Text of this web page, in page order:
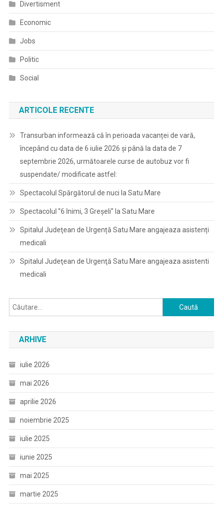
Divertisment
Economic
Jobs
Politic
Social
ARTICOLE RECENTE
Transurban informează că în perioada vacanței de vară,
începând cu data de 6 iulie 2026 și până la data de 7
septembrie 2026, următoarele curse de autobuz vor fi
suspendate/ modificate astfel:
Spectacolul Spărgătorul de nuci la Satu Mare
Spectacolul ”6 Inimi, 3 Greșeli” la Satu Mare
Spitalul Judeţean de Urgență Satu Mare angajeaza asistenți
medicali
Spitalul Judeţean de Urgenţă Satu Mare angajeaza asistenti
medicali
Caută
după:
ARHIVE
iulie 2026
mai 2026
aprilie 2026
noiembrie 2025
iulie 2025
iunie 2025
mai 2025
martie 2025